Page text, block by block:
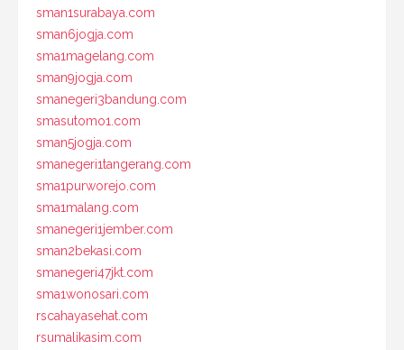
sman1surabaya.com
sman6jogja.com
sma1magelang.com
sman9jogja.com
smanegeri3bandung.com
smasutomo1.com
sman5jogja.com
smanegeri1tangerang.com
sma1purworejo.com
sma1malang.com
smanegeri1jember.com
sman2bekasi.com
smanegeri47jkt.com
sma1wonosari.com
rscahayasehat.com
rsumalikasim.com